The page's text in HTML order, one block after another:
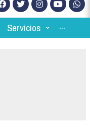
Servicios ···